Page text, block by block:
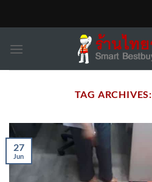
TAG ARCHIVES:
27
Jun